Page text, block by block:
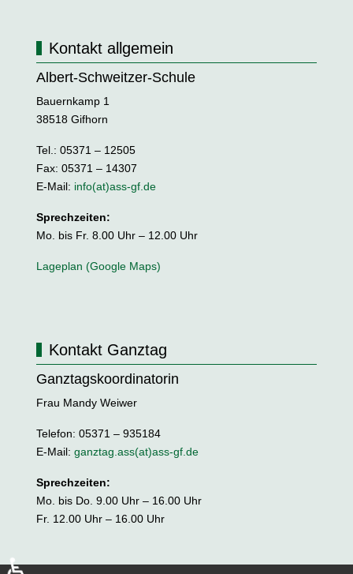
Kontakt allgemein
Albert-Schweitzer-Schule
Bauernkamp 1
38518 Gifhorn
Tel.: 05371 – 12505
Fax: 05371 – 14307
E-Mail: info(at)ass-gf.de
Sprechzeiten:
Mo. bis Fr. 8.00 Uhr – 12.00 Uhr
Lageplan (Google Maps)
Kontakt Ganztag
Ganztagskoordinatorin
Frau Mandy Weiwer
Telefon: 05371 – 935184
E-Mail:ganztag.ass(at)ass-gf.de
Sprechzeiten:
Mo. bis Do. 9.00 Uhr – 16.00 Uhr
Fr. 12.00 Uhr – 16.00 Uhr